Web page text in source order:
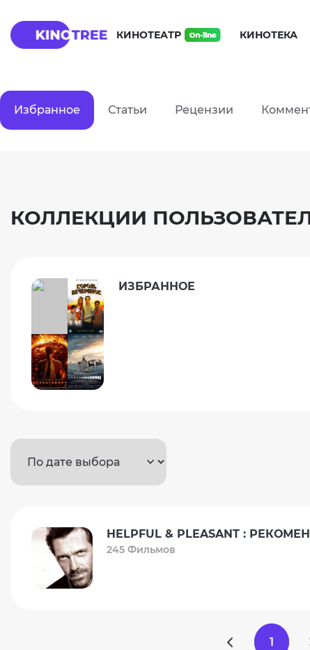
КИНОТЕАТР КИНОТЕКА
Избранное Статьи Рецензии
КОЛЛЕКЦИИ ПОЛЬЗОВАТЕЛЯ
ИЗБРАННОЕ
HELPFUL & PLEASANT :
245 Фильмов
1